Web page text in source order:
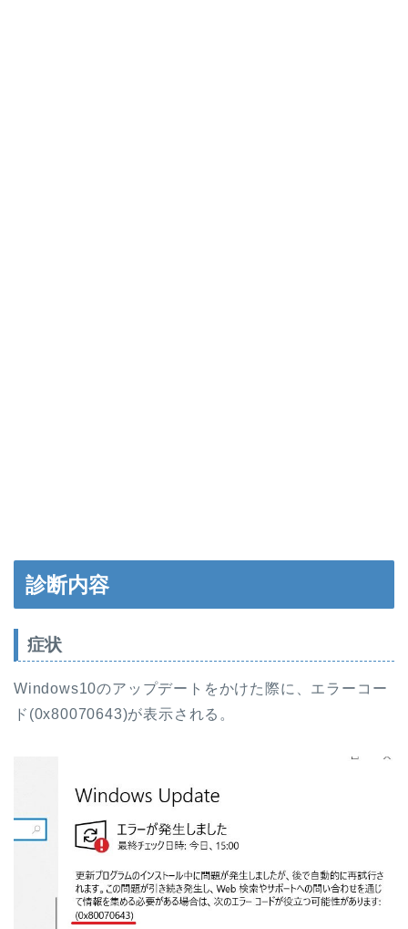
診断内容
症状
Windows10のアップデートをかけた際に、エラーコー
ド(0x80070643)が表示される。